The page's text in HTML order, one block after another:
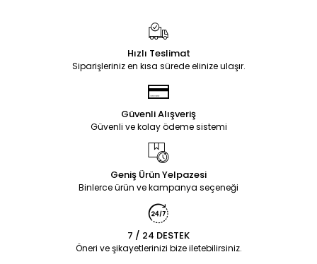
Hızlı Teslimat
Siparişleriniz en kısa sürede elinize ulaşır.
Güvenli Alışveriş
Güvenli ve kolay ödeme sistemi
Geniş Ürün Yelpazesi
Binlerce ürün ve kampanya seçeneği
7 / 24 DESTEK
Öneri ve şikayetlerinizi bize iletebilirsiniz.